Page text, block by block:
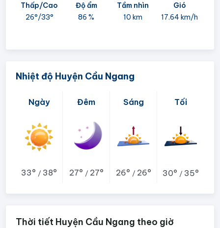
Thấp/Cao
26°/33°
Độ ẩm
86 %
Tầm nhìn
10 km
Gió
17.64 km/h
Nhiệt độ Huyện Cầu Ngang
Ngày
33° / 38°
Đêm
27° / 27°
Sáng
26° / 26°
Tối
30° / 35°
Thời tiết Huyện Cầu Ngang theo giờ